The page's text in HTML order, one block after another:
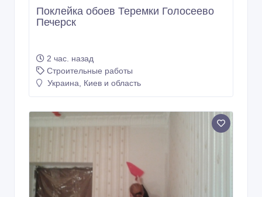
Поклейка обоев Теремки Голосеево
Печерск
2 час. назад
Строительные работы
Украина, Киев и область